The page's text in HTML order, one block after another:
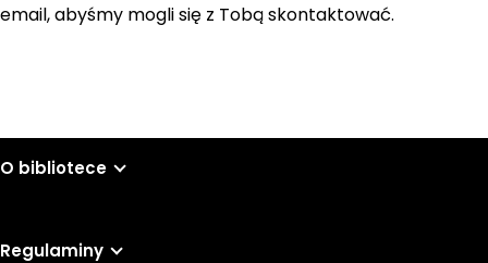
email, abyśmy mogli się z Tobą skontaktować.
O bibliotece
Regulaminy